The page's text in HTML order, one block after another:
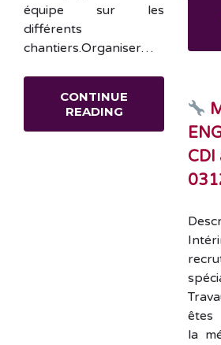
équipe sur les
différents
chantiers.Organiser…
CONTINUE
READING
CDI
êtes
la